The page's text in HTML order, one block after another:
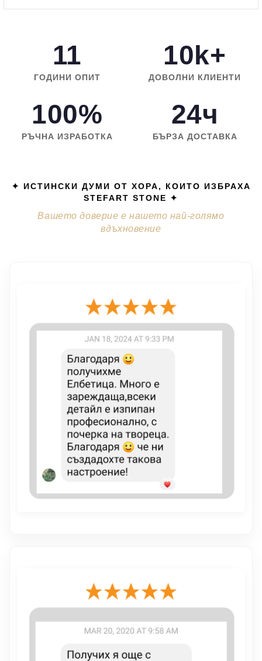
11
ГОДИНИ ОПИТ
10k+
ДОВОЛНИ КЛИЕНТИ
100%
РЪЧНА ИЗРАБОТКА
24ч
БЪРЗА ДОСТАВКА
✦ ИСТИНСКИ ДУМИ ОТ ХОРА, КОИТО ИЗБРАХА
STEFART STONE ✦
Вашето доверие е нашето най-голямо
вдъхновение